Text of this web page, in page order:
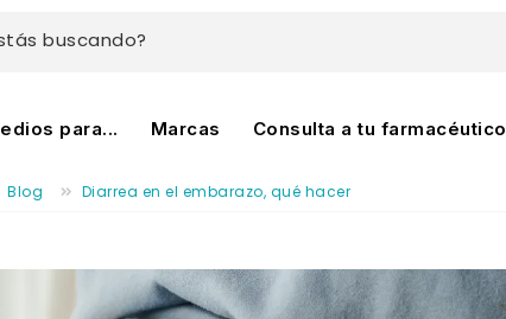
buscando?
para... Marcas Consulta a tu farmacéutico
Blog Diarrea en el embarazo, qué hacer